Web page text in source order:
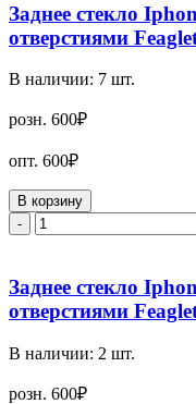
Заднее стекло
отверстиями
В наличии: 7 шт.
розн. 600₽
опт. 600₽
В корзину
-
Заднее стекло
отверстиями
В наличии: 2 шт.
розн. 600₽